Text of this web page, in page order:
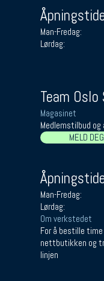
Man-Fredag:
Lørdag:
Team
Magasinet
Medlemstilbud
MELD
Man-Fredag:
Lørdag:
Om verkstedet
For å bestille
nettbutikken og
linjen